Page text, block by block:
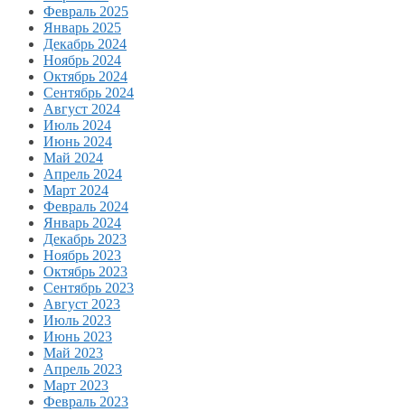
Февраль 2025
Январь 2025
Декабрь 2024
Ноябрь 2024
Октябрь 2024
Сентябрь 2024
Август 2024
Июль 2024
Июнь 2024
Май 2024
Апрель 2024
Март 2024
Февраль 2024
Январь 2024
Декабрь 2023
Ноябрь 2023
Октябрь 2023
Сентябрь 2023
Август 2023
Июль 2023
Июнь 2023
Май 2023
Апрель 2023
Март 2023
Февраль 2023